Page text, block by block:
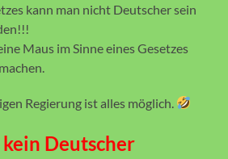
kann man nicht Deutscher sein
Maus im Sinne eines Gesetzes
Regierung ist alles möglich.
Deutscher